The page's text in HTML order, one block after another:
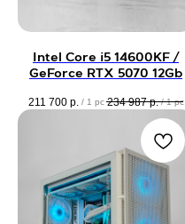
Intel Core i5 14600KF /
GeForce RTX 5070 12Gb
211 700 р. / 1 pc 234 987 р. / 1 pc